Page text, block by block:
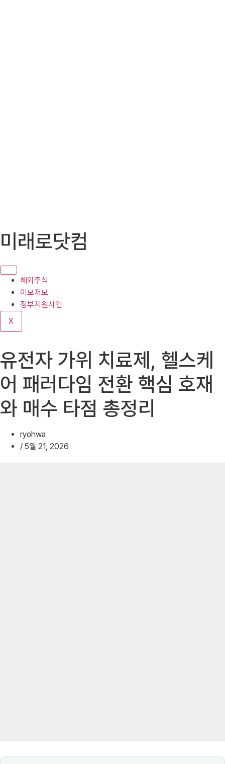
텐
로
기
미래로닷컴
해외주식
이모저모
정부지원사업
X
유전자 가위 치료제, 헬스케
어 패러다임 전환 핵심 호재
와 매수 타점 총정리
ryohwa
/ 5월 21, 2026